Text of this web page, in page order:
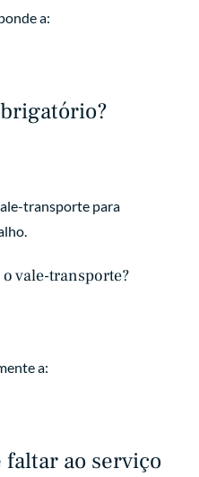
a:
transporte para
vale-transporte?
a:
ao serviço